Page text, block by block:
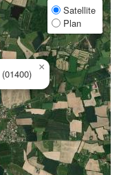
(01400)
×
Satellite
Plan